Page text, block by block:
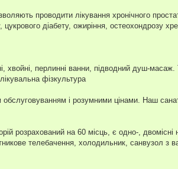
проводити лікування хронічного
діабету, ожиріння, остеохондрозу
хвойні, перлинні ванни, підводний душ-
фізкультура
і розумними цінами. Наш
розрахований на 60 місць, є одно-,
телебачення, холодильник, санвузол з